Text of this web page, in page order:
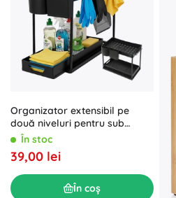
Organizator extensibil pe
două niveluri pentru sub
chiuvetă Ruhhy, negru
În stoc
39,00 lei
În coș